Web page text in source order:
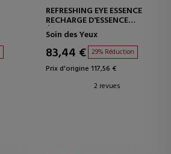
REFRESHING EYE ESSENCE
RECHARGE D'ESSENCE
ÉNERGISANTE POUR LE
CONTOUR DES YEUX
Soin des Yeux
83,44 € 29% Réduction
Prix d'origine 117,56 €
2 revues